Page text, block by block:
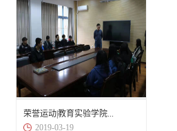
荣誉运动|教育实验学院...
2019-03-19